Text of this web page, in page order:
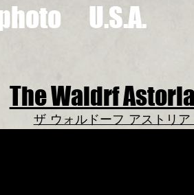
U.S.A.
The Waldrf
ザ ウォルドーフ アストリア